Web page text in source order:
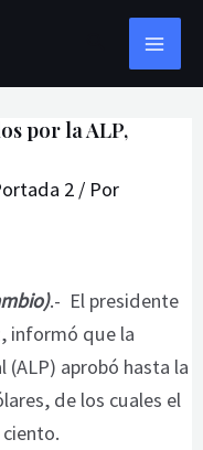
por la ALP,
2/ Por
.- El presidente
informó que la
(ALP) aprobó hasta la
de los cuales el